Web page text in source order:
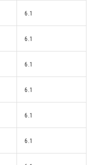
6.1
6.1
6.1
6.1
6.1
6.1